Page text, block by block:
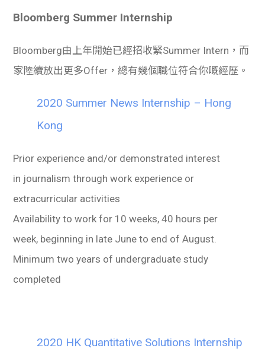
Bloomberg Summer Internship
Bloomberg由上年開始已經招收緊Summer Intern，而
家陸續放出更多Offer，總有幾個職位符合你嘅經歷。
2020 Summer News Internship – Hong
Kong
Prior experience and/or demonstrated interest
in journalism through work experience or
extracurricular activities
Availability to work for 10 weeks, 40 hours per
week, beginning in late June to end of August.
Minimum two years of undergraduate study
completed
2020 HK Quantitative Solutions Internship